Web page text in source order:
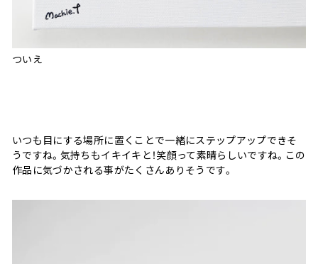
ついえ
いつも目にする場所に置くことで一緒にステップアップできそ
うですね。気持ちもイキイキと！笑顔って素晴らしいですね。この
作品に気づかされる事がたくさんありそうです。